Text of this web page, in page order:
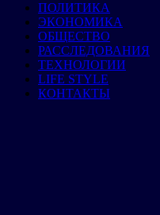
ПОЛИТИКА
ЭКОНОМИКА
ОБЩЕСТВО
РАССЛЕДОВАНИЯ
ТЕХНОЛОГИИ
LIFE STYLE
КОНТАКТЫ